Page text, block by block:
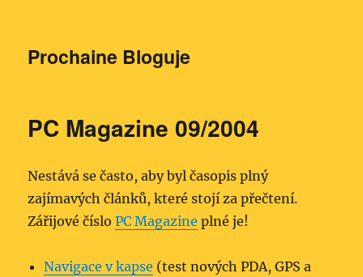
Prochaine Bloguje
PC Magazine 09/2004
Nestává se často, aby byl časopis plný
zajímavých článků, které stojí za přečtení.
Zářijové čísloPC Magazine plné je!
Navigace v kapse (test nových PDA, GPS a